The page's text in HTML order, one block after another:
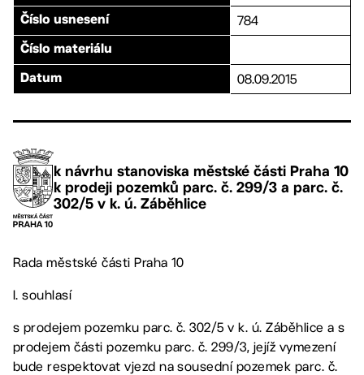
Číslo usnesení 784
Číslo materiálu
Datum 08.09.2015
k návrhu stanoviska městské části Praha 10
k prodeji pozemků parc. č. 299/3 a parc. č.
302/5 v k. ú. Záběhlice
Rada městské části Praha 10
I. souhlasí
s prodejem pozemku parc. č. 302/5 v k. ú. Záběhlice a s
prodejem části pozemku parc. č. 299/3, jejíž vymezení
bude respektovat vjezd na sousední pozemek parc. č.